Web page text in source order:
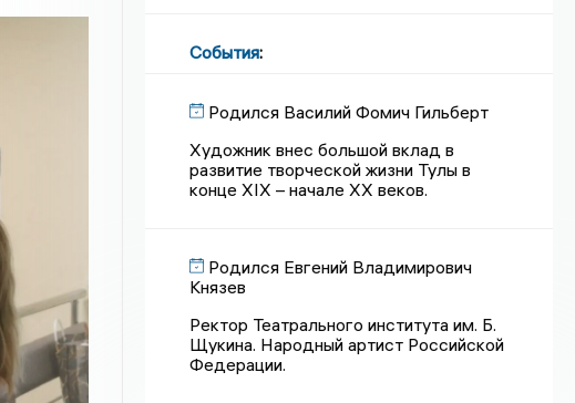
События:
Родился Василий Фомич Гильберт
Художник внес большой вклад в
развитие творческой жизни Тулы в
конце XIX – начале XX веков.
Родился Евгений Владимирович
Князев
Ректор Театрального института им. Б.
Щукина. Народный артист Российской
Федерации.